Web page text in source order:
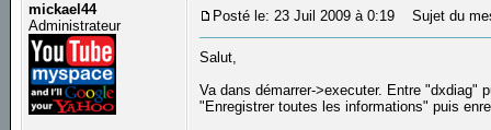
mickael44
Administrateur
Posté le: 23 Juil 2009 à 0:19 Sujet du
Salut,
Va dans démarrer->executer. Entre "dxdiag"
"Enregistrer toutes les informations" puis